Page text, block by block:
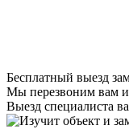
Бесплатный выезд
Мы перезвоним вам и
Выезд специалиста